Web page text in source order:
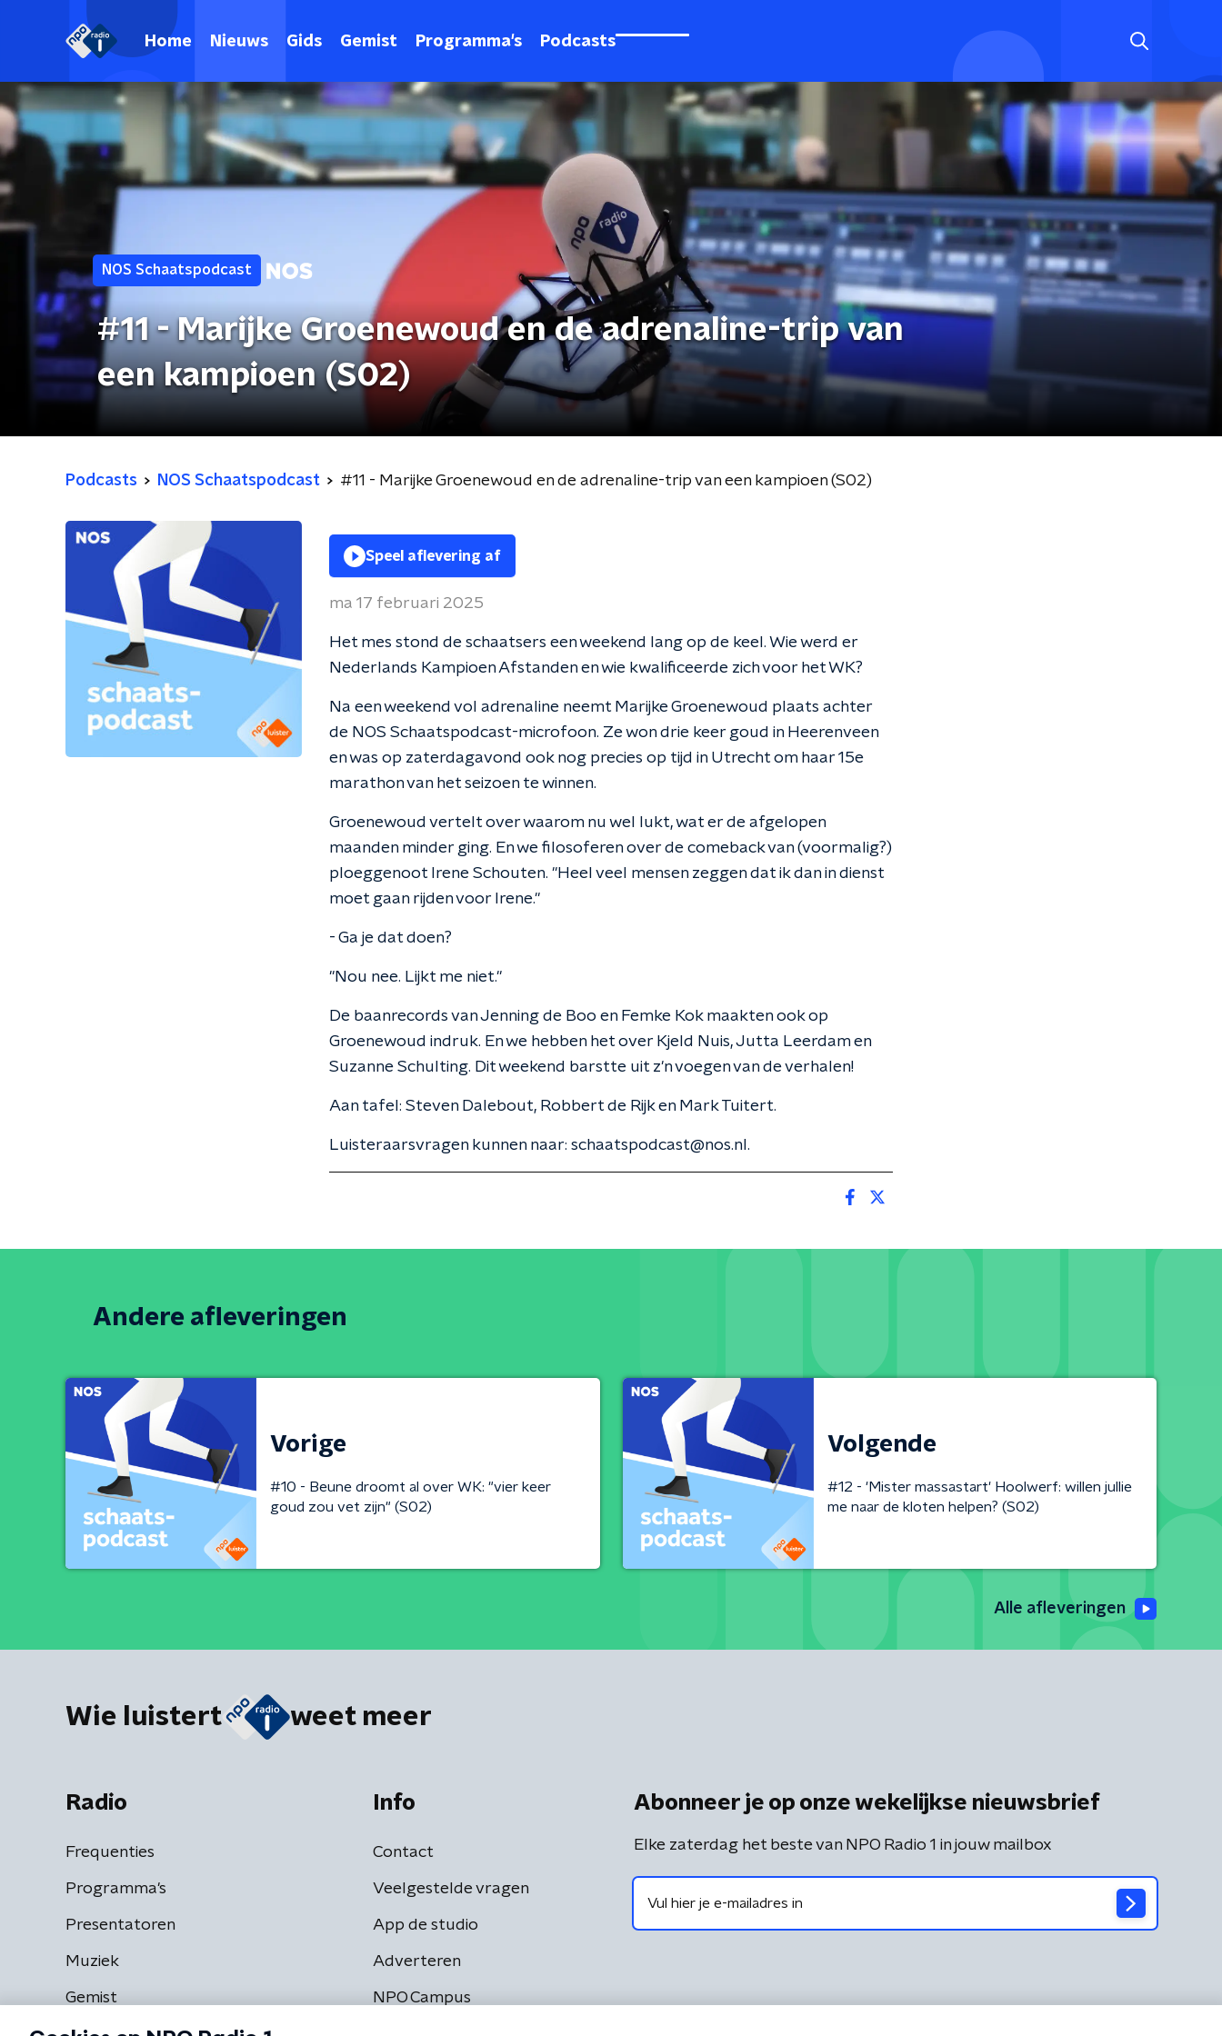
Home Nieuws Gids Gemist Programma's Podcasts
NOS Schaatspodcast
#11 - Marijke Groenewoud en de adrenaline-trip van
een kampioen (S02)
Podcasts NOS Schaatspodcast #11 - Marijke Groenewoud en de adrenaline-trip van een kampioen (S02)
Speel aflevering af
ma 17 februari 2025
Het mes stond de schaatsers een weekend lang op de keel. Wie werd er
Nederlands Kampioen Afstanden en wie kwalificeerde zich voor het WK?
Na een weekend vol adrenaline neemt Marijke Groenewoud plaats achter
de NOS Schaatspodcast-microfoon. Ze won drie keer goud in Heerenveen
en was op zaterdagavond ook nog precies op tijd in Utrecht om haar 15e
marathon van het seizoen te winnen.
Groenewoud vertelt over waarom nu wel lukt, wat er de afgelopen
maanden minder ging. En we filosoferen over de comeback van (voormalig?)
ploeggenoot Irene Schouten. "Heel veel mensen zeggen dat ik dan in dienst
moet gaan rijden voor Irene."
- Ga je dat doen?
"Nou nee. Lijkt me niet."
De baanrecords van Jenning de Boo en Femke Kok maakten ook op
Groenewoud indruk. En we hebben het over Kjeld Nuis, Jutta Leerdam en
Suzanne Schulting. Dit weekend barstte uit z'n voegen van de verhalen!
Aan tafel: Steven Dalebout, Robbert de Rijk en Mark Tuitert.
Luisteraarsvragen kunnen naar: schaatspodcast@nos.nl.
Andere afleveringen
Vorige
#10 - Beune droomt al over WK: "vier keer
goud zou vet zijn" (S02)
Volgende
#12 - 'Mister massastart' Hoolwerf: willen jullie
me naar de kloten helpen? (S02)
Alle afleveringen
Wie luistert weet meer
Radio
Frequenties
Programma's
Presentatoren
Muziek
Gemist
Info
Contact
Veelgestelde vragen
App de studio
Adverteren
NPO Campus
Abonneer je op onze wekelijkse nieuwsbrief
Elke zaterdag het beste van NPO Radio 1 in jouw mailbox